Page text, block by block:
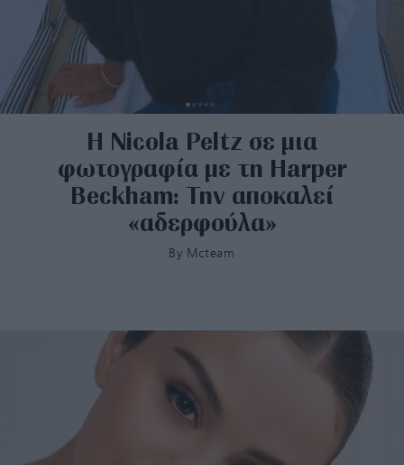
Η Nicola Peltz σε μια
φωτογραφία με τη Harper
Beckham: Την αποκαλεί
«αδερφούλα»
By Mcteam